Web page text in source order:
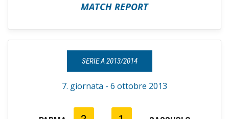
MATCH REPORT
SERIE A 2013/2014
7. giornata - 6 ottobre 2013